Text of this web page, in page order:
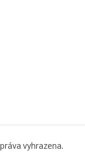
vyhrazena.